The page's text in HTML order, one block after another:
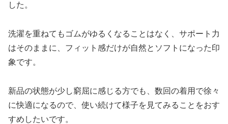
した。
洗濯を重ねてもゴムがゆるくなることはなく、サポート力
はそのままに、フィット感だけが自然とソフトになった印
象です。
新品の状態が少し窮屈に感じる方でも、数回の着用で徐々
に快適になるので、使い続けて様子を見てみることをおす
すめしたいです。